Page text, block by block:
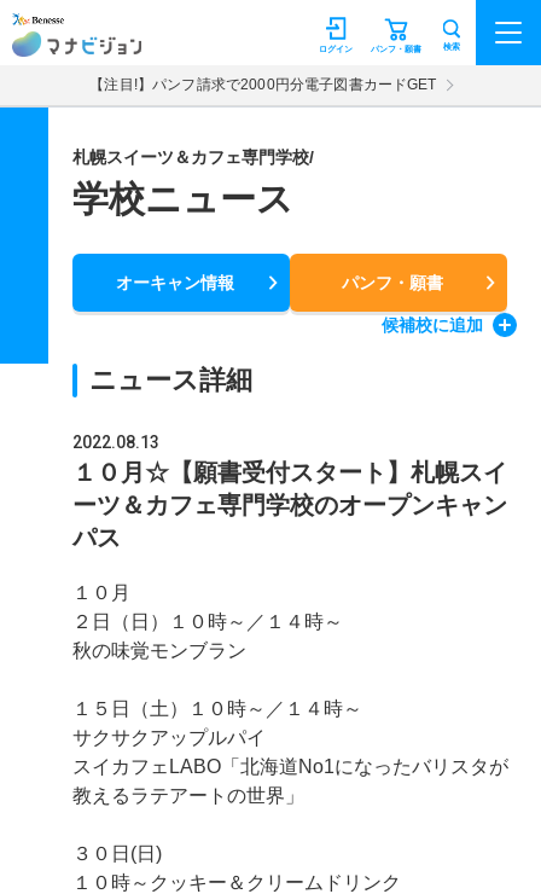
マナビジョン パンフ・願書
ログイン 検索
【注目!】パンフ請求で2000円分電子図書カードGET
札幌スイーツ＆カフェ専門学校/
学校ニュース
オーキャン情報 パンフ・願書
候補校に追加
ニュース詳細
2022.08.13
１０月☆【願書受付スタート】札幌スイ
ーツ＆カフェ専門学校のオープンキャン
パス
１０月
２日（日）１０時～／１４時～
秋の味覚モンブラン
１５日（土）１０時～／１４時～
サクサクアップルパイ
スイカフェLABO「北海道No1になったバリスタが
教えるラテアートの世界」
３０日(日)
１０時～クッキー＆クリームドリンク